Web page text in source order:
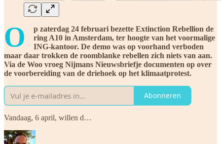
O
p zaterdag 24 februari bezette Extinction Rebellion de
ring A10 in Amsterdam, ter hoogte van het voormalige
ING-kantoor. De demo was op voorhand verboden
maar daar trokken de roomblanke rebellen zich niets van aan.
Via de Woo vroeg Nijmans Nieuwsbriefje documenten op over
de voorbereiding van de driehoek op het klimaatprotest.
Abonneren
Vandaag, 6 april, willen d…